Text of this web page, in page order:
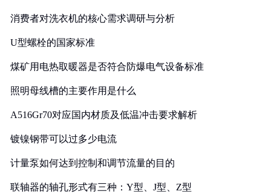
消费者对洗衣机的核心需求调研与分析
U型螺栓的国家标准
煤矿用电热取暖器是否符合防爆电气设备标准
照明母线槽的主要作用是什么
A516Gr70对应国内材质及低温冲击要求解析
镀镍钢带可以过多少电流
计量泵如何达到控制和调节流量的目的
联轴器的轴孔形式有三种：Y型、J型、Z型